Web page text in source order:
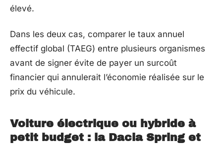
élevé.
Dans les deux cas, comparer le taux annuel
effectif global (TAEG) entre plusieurs organismes
avant de signer évite de payer un surcoût
financier qui annulerait l’économie réalisée sur le
prix du véhicule.
Voiture électrique ou hybride à
petit budget : la Dacia Spring et